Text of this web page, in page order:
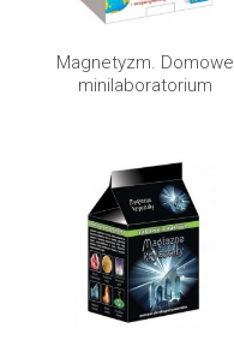
Magnetyzm. Domowe
minilaboratorium